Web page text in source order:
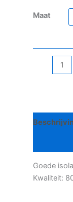
Maat
Norwear
thermo
Goede
Kwaliteit: